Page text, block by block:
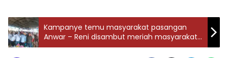
Kampanye temu masyarakat pasangan
Anwar – Reni disambut meriah masyarakat
sigi